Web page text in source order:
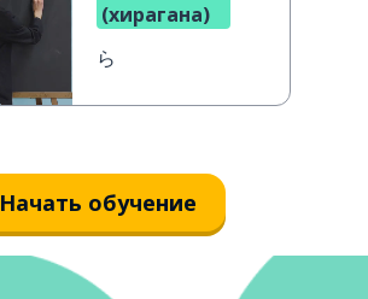
(хирагана)
ら
Начать обучение